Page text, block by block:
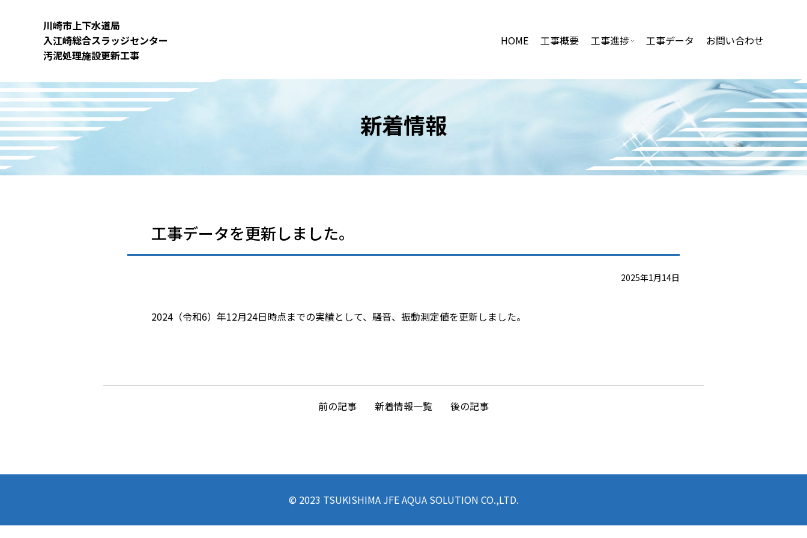
ッ
プ
川崎市上下⽔道局
⼊江崎総合スラッジセンター
汚泥処理施設更新⼯事
HOME 工事概要 工事進捗 工事データ お問い合わせ
新着情報
工事データを更新しました。
2025年1月14日
2024（令和6）年12月24日時点までの実績として、騒音、振動測定値を更新しました。
前の記事 新着情報一覧 後の記事
© 2023 TSUKISHIMA JFE AQUA SOLUTION CO.,LTD.